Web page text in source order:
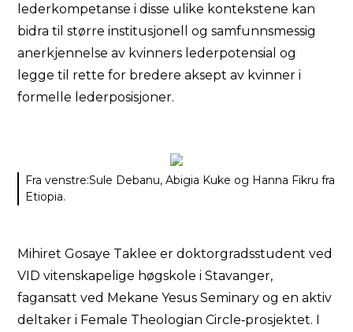
lederkompetanse i disse ulike kontekstene kan
bidra til større institusjonell og samfunnsmessig
anerkjennelse av kvinners lederpotensial og
legge til rette for bredere aksept av kvinner i
formelle lederposisjoner.
Fra venstre:Sule Debanu, Abigia Kuke og Hanna Fikru fra
Etiopia.
Mihiret Gosaye Taklee er doktorgradsstudent ved
VID vitenskapelige høgskole i Stavanger,
fagansatt ved Mekane Yesus Seminary og en aktiv
deltaker i Female Theologian Circle‑prosjektet. I